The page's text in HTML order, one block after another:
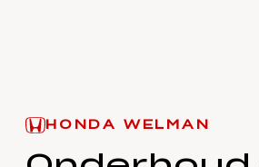
HONDA WELMAN